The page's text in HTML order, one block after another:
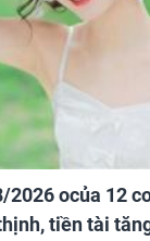
ocủa 12
tiền tài